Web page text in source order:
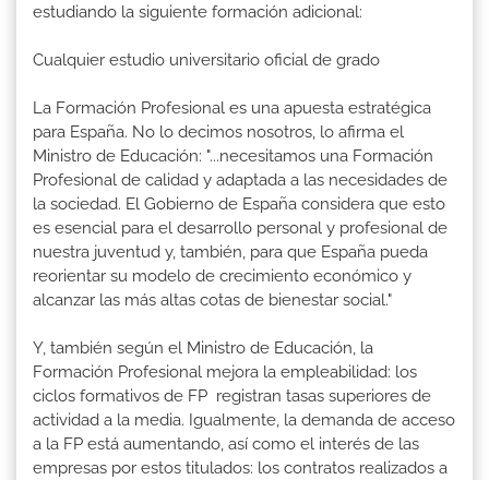
estudiando la siguiente formación adicional:
Cualquier estudio universitario oficial de grado
La Formación Profesional es una apuesta estratégica
para España. No lo decimos nosotros, lo afirma el
Ministro de Educación: "...necesitamos una Formación
Profesional de calidad y adaptada a las necesidades de
la sociedad. El Gobierno de España considera que esto
es esencial para el desarrollo personal y profesional de
nuestra juventud y, también, para que España pueda
reorientar su modelo de crecimiento económico y
alcanzar las más altas cotas de bienestar social."
Y, también según el Ministro de Educación, la
Formación Profesional mejora la empleabilidad: los
ciclos formativos de FP registran tasas superiores de
actividad a la media. Igualmente, la demanda de acceso
a la FP está aumentando, así como el interés de las
empresas por estos titulados: los contratos realizados a